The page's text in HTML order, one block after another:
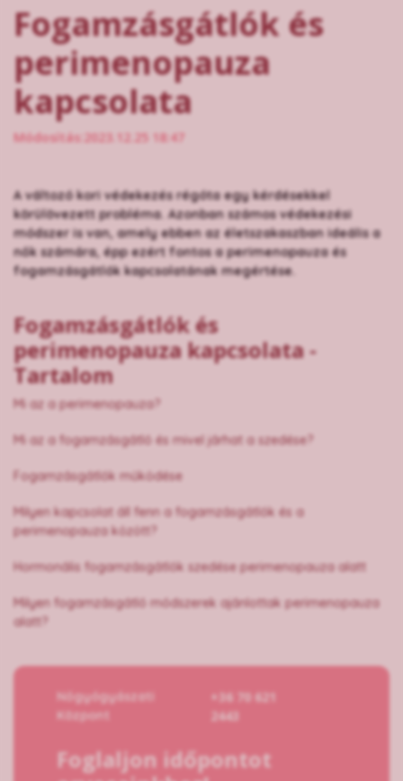
Fogamzásgátlók és
perimenopauza
kapcsolata
Módosítás:2023.12.25 18:47
A változó kori védekezés régóta egy kérdésekkel
körülövezett probléma. Azonban számos védekezési
módszer is van, amely ebben az életszakaszban ideális a
nők számára, épp ezért fontos a perimenopauza és
fogamzásgátlók kapcsolatának megértése.
Fogamzásgátlók és
perimenopauza kapcsolata -
Tartalom
Mi az a perimenopauza?
Mi az a fogamzásgátló és mivel járhat a szedése?
Fogamzásgátlók működése
Milyen kapcsolat áll fenn a fogamzásgátlók és a
perimenopauza között?
Hormonális fogamzásgátlók szedése perimenopauza alatt
Milyen fogamzásgátló módszerek ajánlottak perimenopauza
alatt?
Nőgyógyászati
Központ
+36 70 621
2443
Foglaljon időpontot